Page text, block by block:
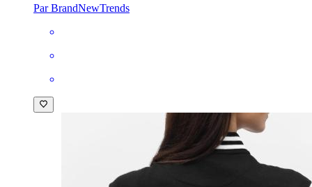
Par BrandNewTrends